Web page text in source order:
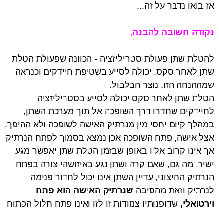
אז בואו נדבר על זה...
נקודה חשובה להבנה,
להטלת שתן פעולת סטריליזציה - הכוונה שפעולת הטלת
שתן לאחר סקס, יכולה לסייע בשטיפת חיידקים וכנראה
שמההנחה הזו, נוצר הבלבול.
הטלת שתן לאחר סקס יכולה לסייע בסטריליזציה
לחיידקים שחדרו דרך השופכה אל תוך מערכת השתן,
במהלך קיום יחסי מין מנרתיק האישה לשופכה ולא ההיפך.
אצל אישה, פתח השופכה אכן נמצא בסמוך לפתח הנרתיק
אך אינו קרוב אליו באופן שבזמן הטלת שתן יאפשר מגע
ישיר. מה גם, שאם קרה ושתן נגע באיזושהי צורה בפתח
הנרתיק החיצוני, עדיין השתן אינו יכול לחדור פנימה
לנרתיק וזאת מהסיבה שנרתיק האישה הוא פתח
וירטואלי,שדופנותיו צמודות זו לזו ואינו פתח חלול הפתוח